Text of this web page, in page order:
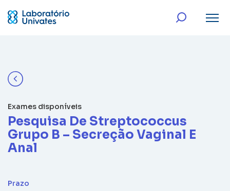
Exames disponíveis
Pesquisa De Streptococcus
Grupo B – Secreção Vaginal E
Anal
Prazo